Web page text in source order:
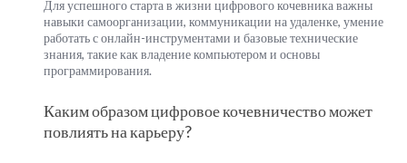
Для успешного старта в жизни цифрового кочевника важны
навыки самоорганизации, коммуникации на удаленке, умение
работать с онлайн-инструментами и базовые технические
знания, такие как владение компьютером и основы
программирования.
Каким образом цифровое кочевничество может
повлиять на карьеру?